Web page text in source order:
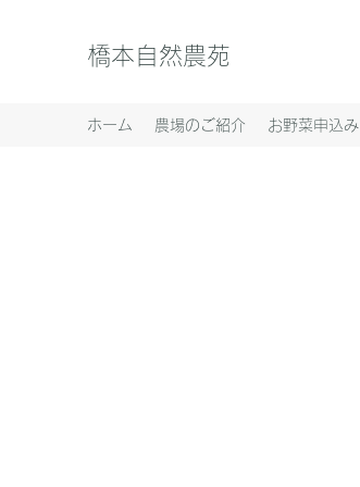
橋本自然農苑
ホーム 農場のご紹介 お野菜申込み